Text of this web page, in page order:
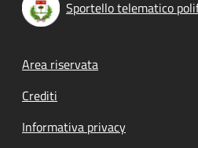
Sportello telematico
Footer menu
Area riservata
Crediti
Informativa privacy